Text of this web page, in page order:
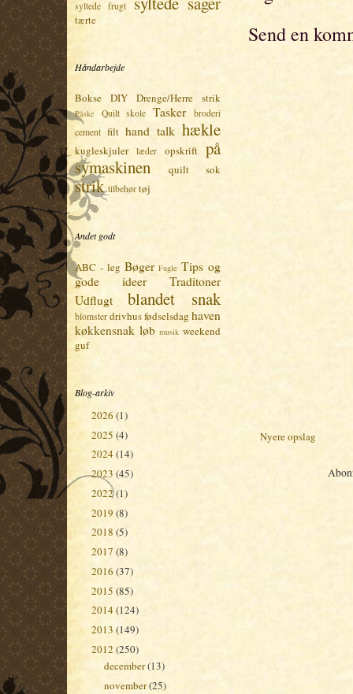
Send en
Nyere opslag
syltede frugt
tærte
Håndarbejde
Bokse DIY Drenge/Herre strik
Påske Quilt skole Tasker
broderi
cement filt hand talk hækle
kugleskjuler læder opskrift på
symaskinen
quilt sok
strik tilbehør tøj
Andet godt
ABC - leg Bøger Fugle Tips og
gode ideer
Traditoner
Udflugt
blandet snak
blomster drivhusfødselsdag haven
køkkensnak løb musik weekend
guf
Blog-arkiv
2026 (1)
2025 (4)
2024 (14)
►2023 (45)
2022(1)
2019 (8)
2018 (5)
2017 (8)
2016 (37)
2015 (85)
2014(124)
► 2013 (149)
2012 (250)
december(13)
november(25)